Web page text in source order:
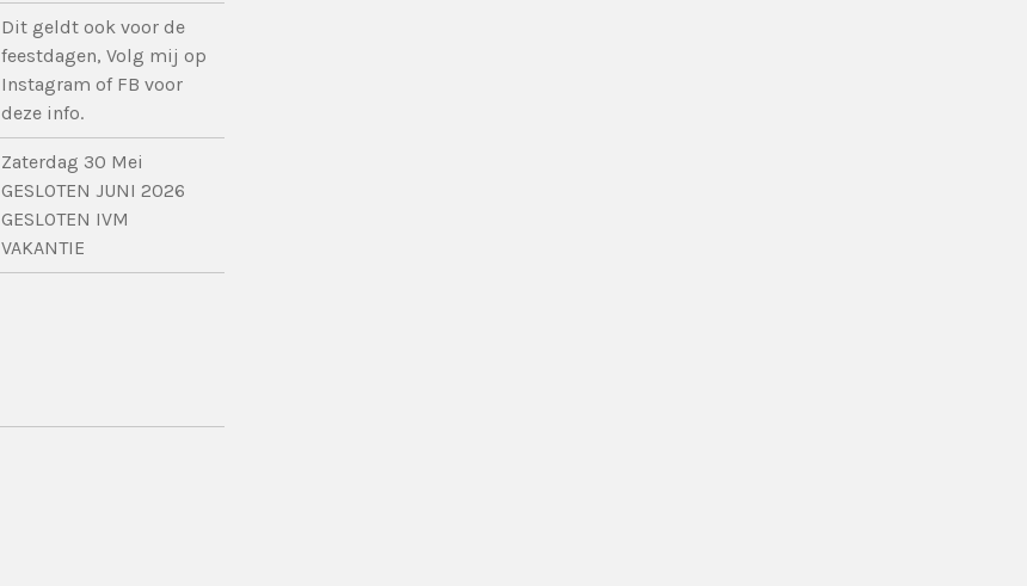
Dit geldt ook voor de
feestdagen, Volg mij op
Instagram of FB voor
deze info.
Zaterdag 30 Mei
GESLOTEN JUNI 2026
GESLOTEN IVM
VAKANTIE